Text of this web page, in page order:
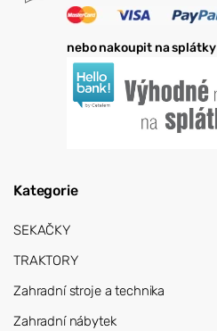
nebo nakoupit na splátky
Kategorie
SEKAČKY
TRAKTORY
Zahradní stroje a technika
Zahradní nábytek